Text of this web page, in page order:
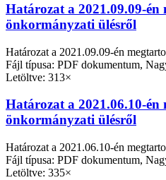
Határozat a 2021.09.09-én
önkormányzati ülésről
Határozat a 2021.09.09-én
Fájl típusa: PDF dokumentum,
Letöltve: 313×
Határozat a 2021.06.10-én
önkormányzati ülésről
Határozat a 2021.06.10-én
Fájl típusa: PDF dokumentum,
Letöltve: 335×